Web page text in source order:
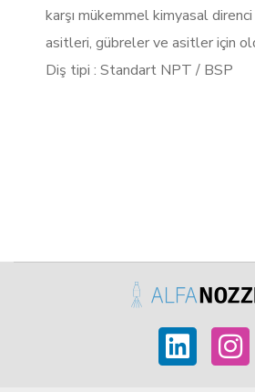
karşı mükemmel kimyasal
asitleri, gübreler ve asitler için
Diş tipi : Standart NPT / BSP